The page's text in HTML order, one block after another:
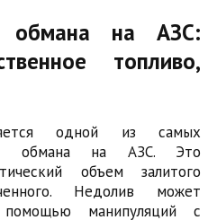
обмана на АЗС:
топливо,
одной из самых
обмана на АЗС. Это
объем залитого
Недолив может
манипуляций с